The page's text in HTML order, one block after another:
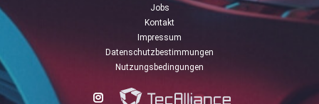
Jobs
Kontakt
Impressum
Datenschutzbestimmungen
Nutzungsbedingungen